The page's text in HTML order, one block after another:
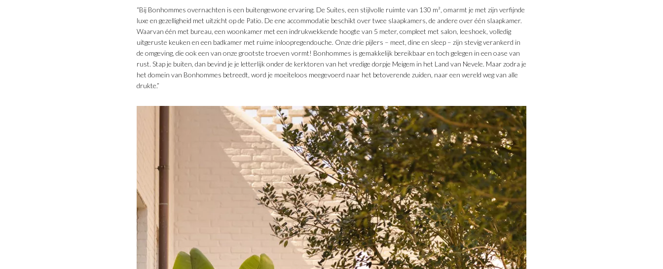
“Bij Bonhommes overnachten is een buitengewone ervaring. De Suites, een stijlvolle ruimte van 130 m², omarmt je met zijn verfijnde
luxe en gezelligheid met uitzicht op de Patio. De ene accommodatie beschikt over twee slaapkamers, de andere over één slaapkamer.
Waarvan één met bureau, een woonkamer met een indrukwekkende hoogte van 5 meter, compleet met salon, leeshoek, volledig
uitgeruste keuken en een badkamer met ruime inloopregendouche. Onze drie pijlers – meet, dine en sleep – zijn stevig verankerd in
de omgeving, die ook een van onze grootste troeven vormt! Bonhommes is gemakkelijk bereikbaar en toch gelegen in een oase van
rust. Stap je buiten, dan bevind je je letterlijk onder de kerktoren van het vredige dorpje Meigem in het Land van Nevele. Maar zodra je
het domein van Bonhommes betreedt, word je moeiteloos meegevoerd naar het betoverende zuiden, naar een wereld weg van alle
drukte.”